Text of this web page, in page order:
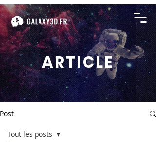
ARTICLE
Post
Tout les posts